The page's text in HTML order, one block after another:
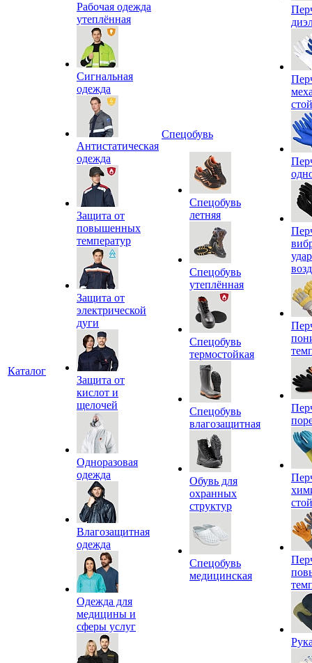
Каталог
Рабочая одежда
утеплённая
Сигнальная
одежда
Антистатическая
одежда
Защита от
повышенных
температур
Защита от
электрической
дуги
Защита от
кислот и
щелочей
Одноразовая
одежда
Влагозащитная
одежда
Одежда для
медицины и
сферы услуг
Спецобувь
Спецобувь
летняя
Спецобувь
утеплённая
Спецобувь
термостойкая
Спецобувь
влагозащитная
Обувь для
охранных
структур
Спецобувь
медицинская